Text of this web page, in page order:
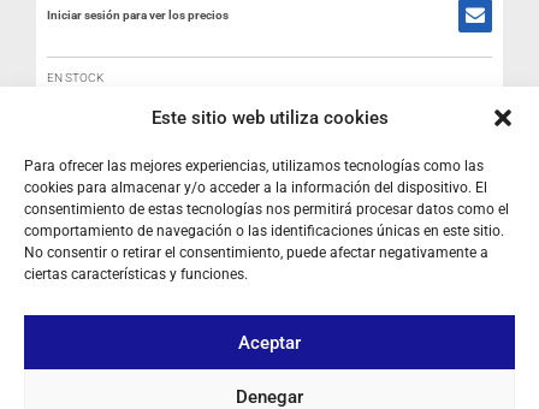
Este sitio web utiliza cookies
Para ofrecer las mejores experiencias, utilizamos tecnologías como las
cookies para almacenar y/o acceder a la información del dispositivo. El
consentimiento de estas tecnologías nos permitirá procesar datos como el
comportamiento de navegación o las identificaciones únicas en este sitio.
No consentir o retirar el consentimiento, puede afectar negativamente a
ciertas características y funciones.
Aceptar
Denegar
Iniciar sesión para ver los precios
EN STOCK